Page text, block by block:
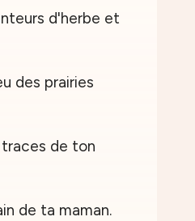
d'herbe et
des prairies
de ton
de ta maman.